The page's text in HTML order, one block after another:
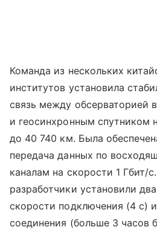
Команда из нескольких
институтов установила
связь между обсерваторией
и геосинхронным спутником
до 40 740 км. Была
передача данных по
каналам на скорости 1 Гбит/
разработчики установили
скорости подключения (4 с)
соединения (больше 3 часов